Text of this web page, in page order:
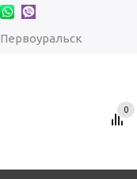
Первоуральск
0